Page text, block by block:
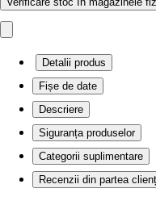
Detalii produs
Fișe de date
Descriere
Siguranța produselor
Categorii suplimentare
Recenzii din partea